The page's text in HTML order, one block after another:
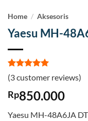
Home / Aksesoris
Yaesu MH-
Rated5
out of 5
based on
3
customer
(3customer reviews)
Rp850.000
Yaesu MH-48A6JA